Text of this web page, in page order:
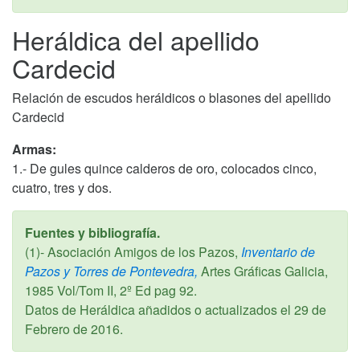
Heráldica del apellido
Cardecid
Relación de escudos heráldicos o blasones del apellido
Cardecid
Armas:
1.- De gules quince calderos de oro, colocados cinco,
cuatro, tres y dos.
Fuentes y bibliografía.
(1)- Asociación Amigos de los Pazos, Inventario de
Pazos y Torres de Pontevedra, Artes Gráficas Galicia,
1985Vol/Tom II, 2º Ed pag 92.
Datos de Heráldica añadidos o actualizados el 29 de
Febrero de 2016.